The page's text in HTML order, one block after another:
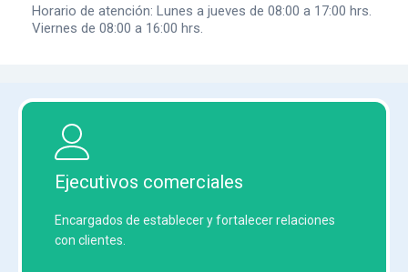
Horario de atención: Lunes a jueves de 08:00 a 17:00 hrs.
Viernes de 08:00 a 16:00 hrs.
Ejecutivos comerciales
Encargados de establecer y fortalecer relaciones
con clientes.